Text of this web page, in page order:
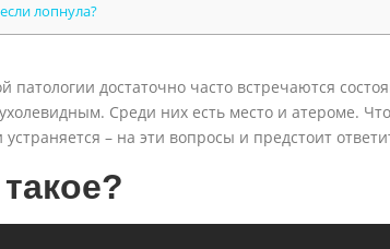
лопнула?
патологии достаточно часто встречаются
Среди них есть место и атероме.
– на эти вопросы и предстоит